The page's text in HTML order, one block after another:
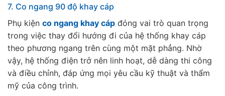
7. Co ngang 90 độ khay cáp
Phụ kiện co ngang khay cáp đóng vai trò quan trọng
trong việc thay đổi hướng đi của hệ thống khay cáp
theo phương ngang trên cùng một mặt phẳng. Nhờ
vậy, hệ thống điện trở nên linh hoạt, dễ dàng thi công
và điều chỉnh, đáp ứng mọi yêu cầu kỹ thuật và thẩm
mỹ của công trình.